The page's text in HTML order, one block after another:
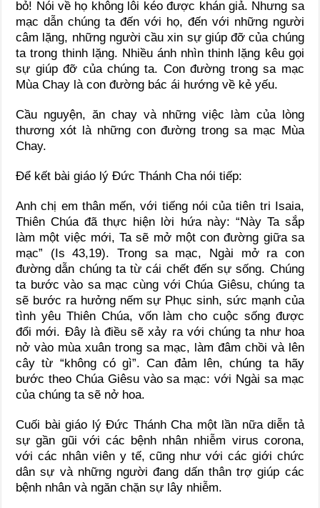
bỏ! Nói về họ không lôi kéo được khán giả. Nhưng sa
mạc dẫn chúng ta đến với họ, đến với những người
câm lặng, những người cầu xin sự giúp đỡ của chúng
ta trong thinh lặng. Nhiều ánh nhìn thinh lặng kêu gọi
sự giúp đỡ của chúng ta. Con đường trong sa mạc
Mùa Chay là con đường bác ái hướng về kẻ yếu.
Cầu nguyện, ăn chay và những việc làm của lòng
thương xót là những con đường trong sa mạc Mùa
Chay.
Để kết bài giáo lý Đức Thánh Cha nói tiếp:
Anh chị em thân mến, với tiếng nói của tiên tri Isaia,
Thiên Chúa đã thực hiện lời hứa này: “Này Ta sắp
làm một việc mới, Ta sẽ mở một con đường giữa sa
mạc” (Is 43,19). Trong sa mạc, Ngài mở ra con
đường dẫn chúng ta từ cái chết đến sự sống. Chúng
ta bước vào sa mạc cùng với Chúa Giêsu, chúng ta
sẽ bước ra hưởng nếm sự Phục sinh, sức mạnh của
tình yêu Thiên Chúa, vốn làm cho cuộc sống được
đổi mới. Đây là điều sẽ xảy ra với chúng ta như hoa
nở vào mùa xuân trong sa mạc, làm đâm chồi và lên
cây từ “không có gì”. Can đảm lên, chúng ta hãy
bước theo Chúa Giêsu vào sa mạc: với Ngài sa mạc
của chúng ta sẽ nở hoa.
Cuối bài giáo lý Đức Thánh Cha một lần nữa diễn tả
sự gần gũi với các bệnh nhân nhiễm virus corona,
với các nhân viên y tế, cũng như với các giới chức
dân sự và những người đang dấn thân trợ giúp các
bệnh nhân và ngăn chặn sự lây nhiễm.